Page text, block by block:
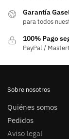
Garantía
para todos
100% Pago
PayPal /
Sobre nosotros
Quiénes somos
Pedidos
Aviso legal